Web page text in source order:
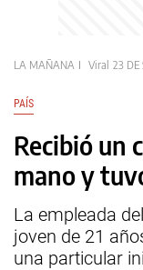
LA MAÑANA Viral 23 DE
PAÍS
Recibió un
mano y
La empleada
joven de 21
una particular